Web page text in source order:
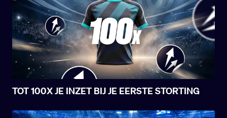
TOT 100X JE INZET BIJ JE EERSTE STORTING